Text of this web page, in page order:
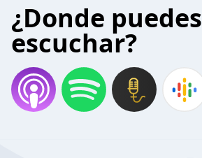
¿Donde puedes
escuchar?